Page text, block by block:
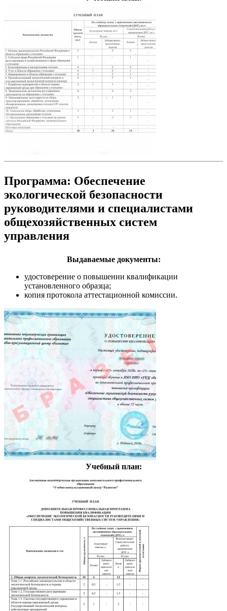
Программа: Обеспечение
экологической безопасности
руководителями и специалистами
общехозяйственных систем
управления
Выдаваемые документы:
удостоверение о повышении квалификации
установленного образца;
копия протокола аттестационной комиссии.
Учебный план: